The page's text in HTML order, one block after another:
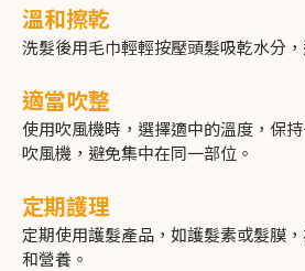
溫和擦乾
洗髮後用毛巾輕輕按壓頭髮吸乾水分
適當吹整
使用吹風機時，選擇適中的溫度，保
吹風機，避免集中在同一部位。
定期護理
定期使用護髮產品，如護髮素或髮膜
和營養。